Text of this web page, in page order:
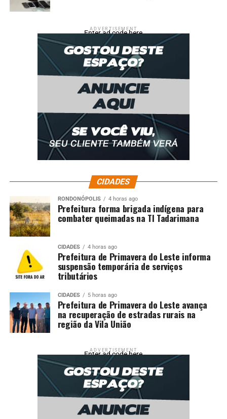
ADVERTISEMENT
Enter ad code here
CIDADES
RONDONÓPOLIS 4 horas ago
Prefeitura forma brigada indígena para
combater queimadas na TI Tadarimana
CIDADES 4 horas ago
Prefeitura de Primavera do Leste informa
suspensão temporária de serviços
tributários
CIDADES 5 horas ago
Prefeitura de Primavera do Leste avança
na recuperação de estradas rurais na
região da Vila União
ADVERTISEMENT
Enter ad code here